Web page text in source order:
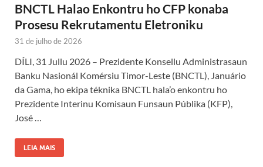
BNCTL Halao Enkontru ho CFP konaba
Prosesu Rekrutamentu Eletroniku
31 de julho de 2026
DÍLI, 31 Jullu 2026 – Prezidente Konsellu Administrasaun
Banku Nasionál Komérsiu Timor-Leste (BNCTL), Januário
da Gama, ho ekipa téknika BNCTL hala’o enkontru ho
Prezidente Interinu Komisaun Funsaun Públika (KFP),
José …
LEIA MAIS